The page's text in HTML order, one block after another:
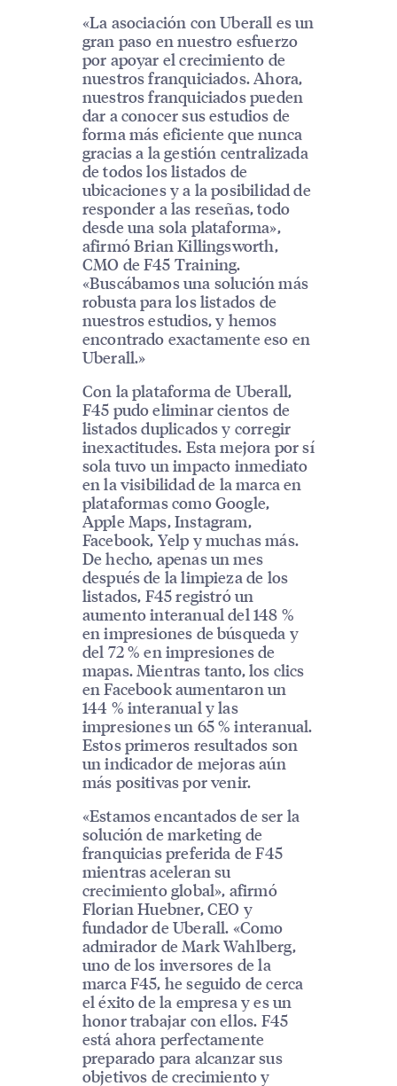
«La asociación con Uberall es un
gran paso en nuestro esfuerzo
por apoyar el crecimiento de
nuestros franquiciados. Ahora,
nuestros franquiciados pueden
dar a conocer sus estudios de
forma más eficiente que nunca
gracias a la gestión centralizada
de todos los listados de
ubicaciones y a la posibilidad de
responder a las reseñas, todo
desde una sola plataforma»,
afirmó Brian Killingsworth,
CMO de F45 Training.
«Buscábamos una solución más
robusta para los listados de
nuestros estudios, y hemos
encontrado exactamente eso en
Uberall.»
Con la plataforma de Uberall,
F45 pudo eliminar cientos de
listados duplicados y corregir
inexactitudes. Esta mejora por sí
sola tuvo un impacto inmediato
en la visibilidad de la marca en
plataformas como Google,
Apple Maps, Instagram,
Facebook, Yelp y muchas más.
De hecho, apenas un mes
después de la limpieza de los
listados, F45 registró un
aumento interanual del 148 %
en impresiones de búsqueda y
del 72 % en impresiones de
mapas. Mientras tanto, los clics
en Facebook aumentaron un
144 % interanual y las
impresiones un 65 % interanual.
Estos primeros resultados son
un indicador de mejoras aún
más positivas por venir.
«Estamos encantados de ser la
solución de marketing de
franquicias preferida de F45
mientras aceleran su
crecimiento global», afirmó
Florian Huebner, CEO y
fundador de Uberall. «Como
admirador de Mark Wahlberg,
uno de los inversores de la
marca F45, he seguido de cerca
el éxito de la empresa y es un
honor trabajar con ellos. F45
está ahora perfectamente
preparado para alcanzar sus
objetivos de crecimiento y